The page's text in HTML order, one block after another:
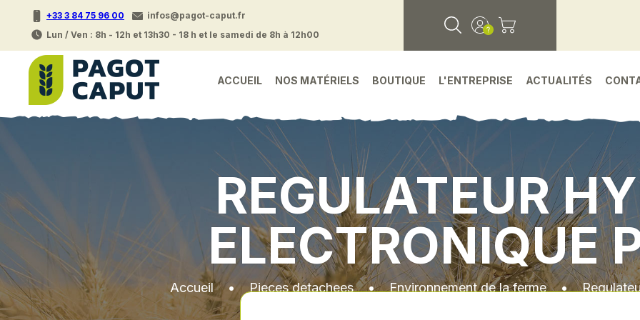
+33 3 84 75 96 00
infos@pagot-caput.fr
Lun / Ven : 8h - 12h et 13h30 - 18 h et le samedi de 8h à 12h00
ACCUEIL NOS MATÉRIELS BOUTIQUE L'ENTREPRISE ACTUALITÉS
REGULATEUR
ELECTRONIQUE
Accueil• Pieces detachees•Environnement de la ferme•